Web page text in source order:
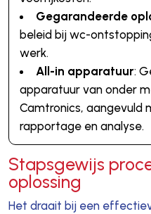
Gegarandeerde
beleid bij wc-
werk.
All-in apparatuur:
apparatuur van onder
Camtronics, aangevuld
rapportage en analyse.
Stapsgewijs
oplossing
Het draait bij een